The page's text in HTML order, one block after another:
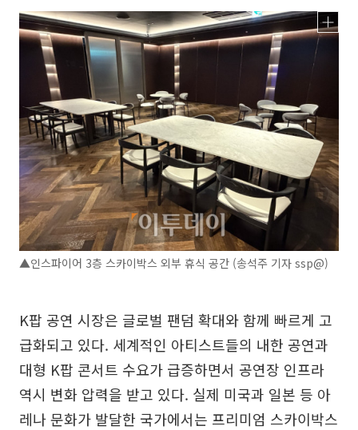
▲인스파이어 3층 스카이박스 외부 휴식 공간 (송석주 기자 ssp@)
K팝 공연 시장은 글로벌 팬덤 확대와 함께 빠르게 고
급화되고 있다. 세계적인 아티스트들의 내한 공연과
대형 K팝 콘서트 수요가 급증하면서 공연장 인프라
역시 변화 압력을 받고 있다. 실제 미국과 일본 등 아
레나 문화가 발달한 국가에서는 프리미엄 스카이박스